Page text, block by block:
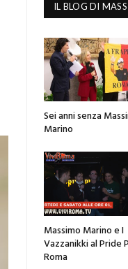
IL BLOG DI
Sei anni senza
Marino
Massimo Marino e I
Vazzanikki al Pride
Roma